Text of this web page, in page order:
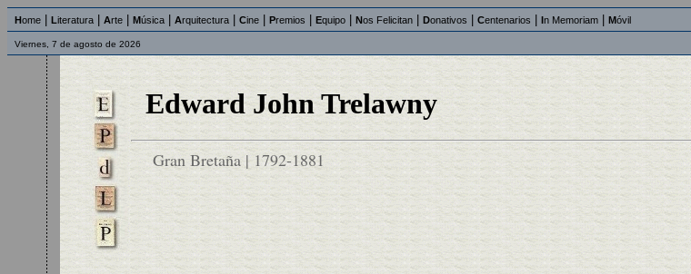
Home Literatura Arte Música Arquitectura Cine Premios Equipo Nos Felicitan Donativos Centenarios In Memoriam Móvil
Viernes, 7 de agosto de 2026
Edward John Trelawny
Gran Bretaña | 1792-1881